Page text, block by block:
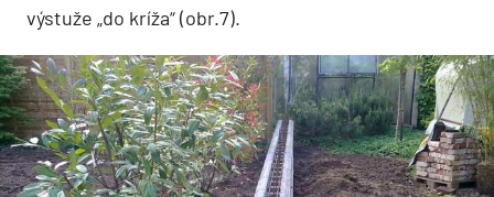
výstuže „do kríža“ (obr.7).